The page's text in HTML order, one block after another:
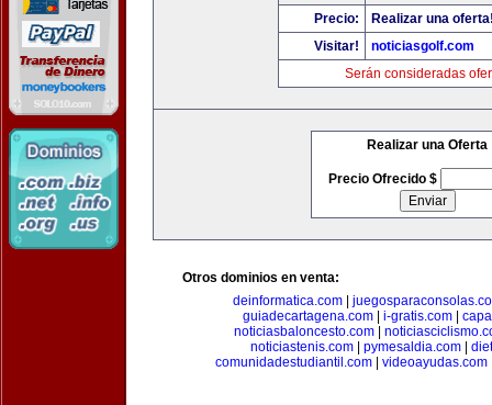
Precio:
Realizar una
Visitar!
noticiasgolf.com
Serán consideradas
Realizar una Oferta
Precio Ofrecido $
Otros dominios en venta:
deinformatica.com
guiadecartagena.com| i-gratis.com|
noticiasbaloncesto.com
noticiastenis.com
pymesaldia.com
comunidadestudiantil.com| videoayudas.com